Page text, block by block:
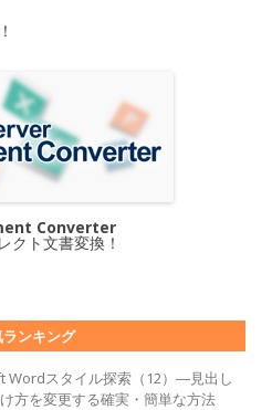
Converter
クト文書変換！
ランキング
スタイル探索（12）―見出し
方を変更する確実・簡単な方法